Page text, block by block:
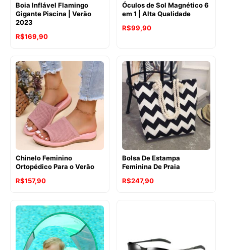
Boia Inflável Flamingo
Gigante Piscina | Verão
2023
R$169,90
Óculos de Sol Magnético 6
em 1 | Alta Qualidade
R$99,90
Chinelo Feminino
Ortopédico Para o Verão
R$157,90
Bolsa De Estampa
Feminina De Praia
R$247,90